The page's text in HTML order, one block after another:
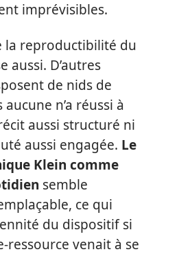
imprévisibles.
la reproductibilité du
aussi. D’autres
de nids de
n’a réussi à
aussi structuré ni
aussi engagée. Le
Klein comme
semble
ce qui
du dispositif si
ressource venait à se